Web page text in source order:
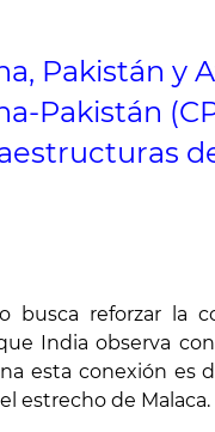
Pakistán y
Pakistán
busca reforzar la
India observa
esta conexión
estrecho de Malaca.